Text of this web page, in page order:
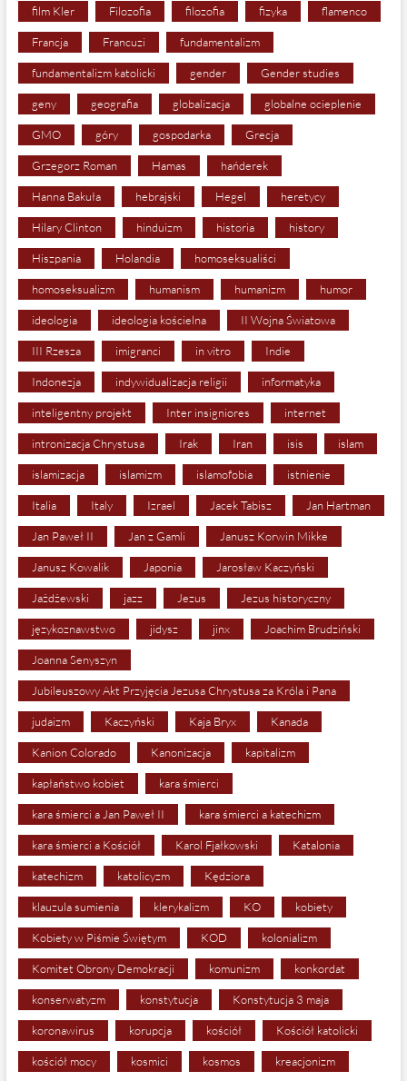
film Kler Filozofia filozofia fizyka flamenco
Francja Francuzi fundamentalizm
fundamentalizm katolicki gender Gender studies
geny geografia globalizacja globalne ocieplenie
GMO góry gospodarka Grecja
Grzegorz Roman Hamas hańderek
Hanna Bakuła hebrajski Hegel heretycy
Hilary Clinton hinduizm historia history
Hiszpania Holandia homoseksualiści
homoseksualizm humanism humanizm humor
ideologia ideologia kościelna II Wojna Światowa
III Rzesza imigranci in vitro Indie
Indonezja indywidualizacja religii informatyka
inteligentny projekt Inter insigniores internet
intronizacja Chrystusa Irak Iran isis islam
islamizacja islamizm islamofobia istnienie
Italia Italy Izrael Jacek Tabisz Jan Hartman
Jan Paweł II Jan z Gamli Janusz Korwin Mikke
Janusz Kowalik Japonia Jarosław Kaczyński
Jażdżewski jazz Jezus Jezus historyczny
językoznawstwo jidysz jinx Joachim Brudziński
Joanna Senyszyn
Jubileuszowy Akt Przyjęcia Jezusa Chrystusa za Króla i Pana
judaizm Kaczyński Kaja Bryx Kanada
Kanion Colorado Kanonizacja kapitalizm
kapłaństwo kobiet kara śmierci
kara śmierci a Jan Paweł II kara śmierci a katechizm
kara śmierci a Kościół Karol Fjałkowski Katalonia
katechizm katolicyzm Kędziora
klauzula sumienia klerykalizm KO kobiety
Kobiety w Piśmie Świętym KOD kolonializm
Komitet Obrony Demokracji komunizm konkordat
konserwatyzm konstytucja Konstytucja 3 maja
koronawirus korupcja kościół Kościół katolicki
kościół mocy kosmici kosmos kreacjonizm